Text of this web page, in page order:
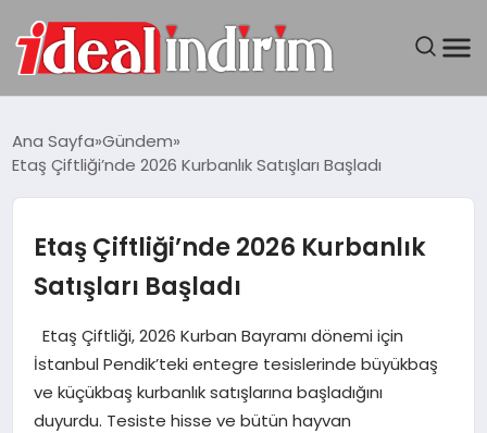
BILGISAYAR
DÜNYA
SEYAHAT
TEKNOLOJI
YAŞAM
Ana Sayfa Gündem
Etaş Çiftliği’nde 2026 Kurbanlık Satışları Başladı
Etaş Çiftliği’nde 2026 Kurbanlık
Satışları Başladı
Etaş Çiftliği, 2026 Kurban Bayramı dönemi için
İstanbul Pendik’teki entegre tesislerinde büyükbaş
ve küçükbaş kurbanlık satışlarına başladığını
duyurdu. Tesiste hisse ve bütün hayvan